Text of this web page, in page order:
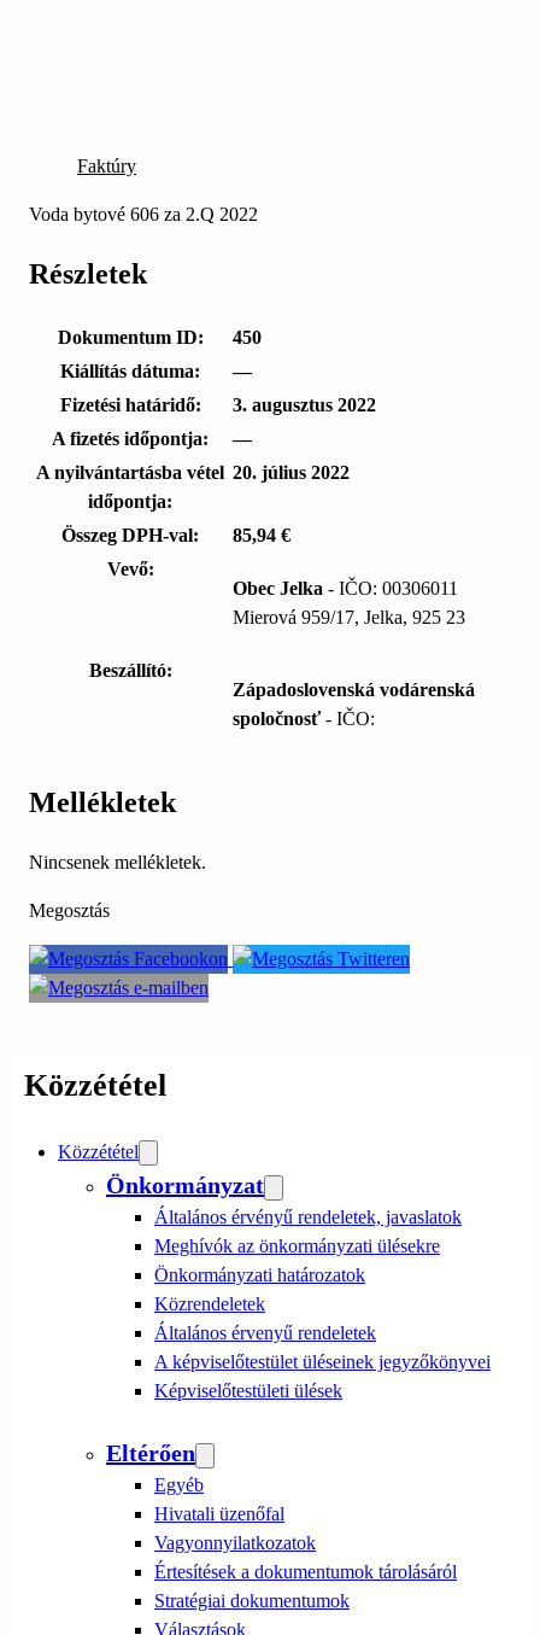
Faktúry
Voda bytové 606 za 2.Q 2022
Részletek
Dokumentum ID:
450
Kiállítás dátuma:
—
Fizetési határidő:
3. augusztus 2022
A fizetés időpontja:
—
A nyilvántartásba vétel
időpontja:
20. július 2022
Összeg DPH-val:
85,94 €
Vevő:
Obec Jelka - IČO: 00306011
Mierová 959/17, Jelka, 925 23
Beszállító:
Západoslovenská vodárenská
spoločnosť- IČO:
Mellékletek
Nincsenek mellékletek.
Megosztás
Közzététel
Közzététel
Önkormányzat
Általános érvényű rendeletek, javaslatok
Meghívók az önkormányzati ülésekre
Önkormányzati határozatok
Közrendeletek
Általános érvenyű rendeletek
A képviselőtestület üléseinek jegyzőkönyvei
Képviselőtestületi ülések
Eltérően
Egyéb
Hivatali üzenőfal
Vagyonnyilatkozatok
Értesítések a dokumentumok tárolásáról
Stratégiai dokumentumok
Választások